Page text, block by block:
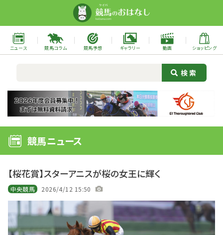
ニュース 競馬コラム 競馬予想 ギャラリー 動画 ショッピング
競馬ニュース
【桜花賞】スターアニスが桜の女王に輝く
中央競馬 2026/4/12 15:50